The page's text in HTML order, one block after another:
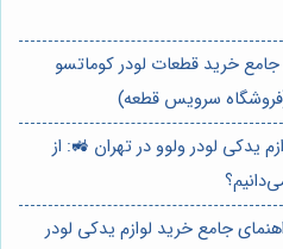
جامع خرید قطعات لودر کوماتسو
سرویس قطعه)
یدکی لودر ولوو در تهران 🚜: از
جامع خرید لوازم یدکی لودر